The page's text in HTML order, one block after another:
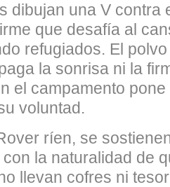
dibujan una V contra
que desafía al
refugiados. El
la sonrisa ni la
el campamento
voluntad.
ríen, se
la naturalidad de
llevan cofres ni